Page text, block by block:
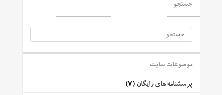
جستجو
موضوعات سایت
پرسشنامه های رایگان (7)